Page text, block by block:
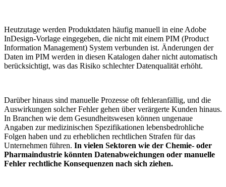
Heutzutage werden Produktdaten häufig manuell in eine Adobe
InDesign-Vorlage eingegeben, die nicht mit einem PIM (Product
Information Management) System verbunden ist. Änderungen der
Daten im PIM werden in diesen Katalogen daher nicht automatisch
berücksichtigt, was das Risiko schlechter Datenqualität erhöht.
Darüber hinaus sind manuelle Prozesse oft fehleranfällig, und die
Auswirkungen solcher Fehler gehen über verärgerte Kunden hinaus.
In Branchen wie dem Gesundheitswesen können ungenaue
Angaben zur medizinischen Spezifikationen lebensbedrohliche
Folgen haben und zu erheblichen rechtlichen Strafen für das
Unternehmen führen. In vielen Sektoren wie der Chemie- oder
Pharmaindustrie könnten Datenabweichungen oder manuelle
Fehler rechtliche Konsequenzen nach sich ziehen.